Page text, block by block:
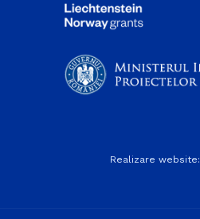
Realizare website: